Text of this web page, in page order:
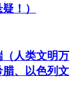
！）
人类文明万
、以色列文